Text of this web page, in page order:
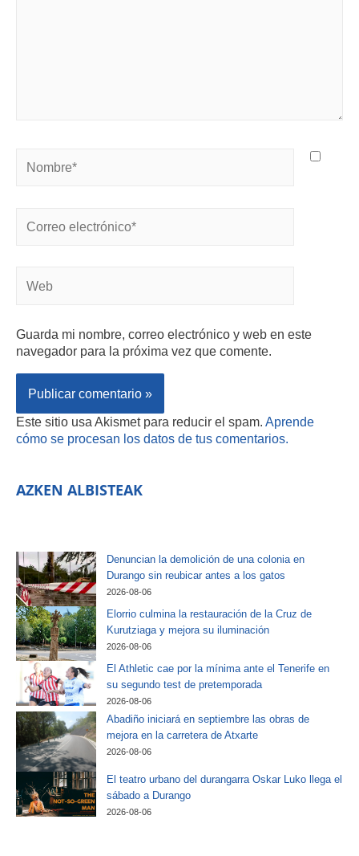
Guarda mi nombre, correo electrónico y web en este
navegador para la próxima vez que comente.
Este sitio usa Akismet para reducir el spam. Aprende
cómo se procesan los datos de tus comentarios.
AZKEN ALBISTEAK
Denuncian la demolición de una colonia en
Durango sin reubicar antes a los gatos
2026-08-06
Elorrio culmina la restauración de la Cruz de
Kurutziaga y mejora su iluminación
2026-08-06
El Athletic cae por la mínima ante el Tenerife en
su segundo test de pretemporada
2026-08-06
Abadiño iniciará en septiembre las obras de
mejora en la carretera de Atxarte
2026-08-06
El teatro urbano del durangarra Oskar Luko llega el
sábado a Durango
2026-08-06